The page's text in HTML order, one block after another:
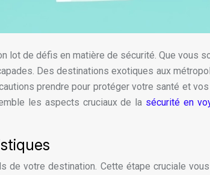
lot de défis en matière de sécurité. Que vous
Des destinations exotiques aux
prendre pour protéger votre santé et
les aspects cruciaux de la sécurité en
de votre destination. Cette étape cruciale